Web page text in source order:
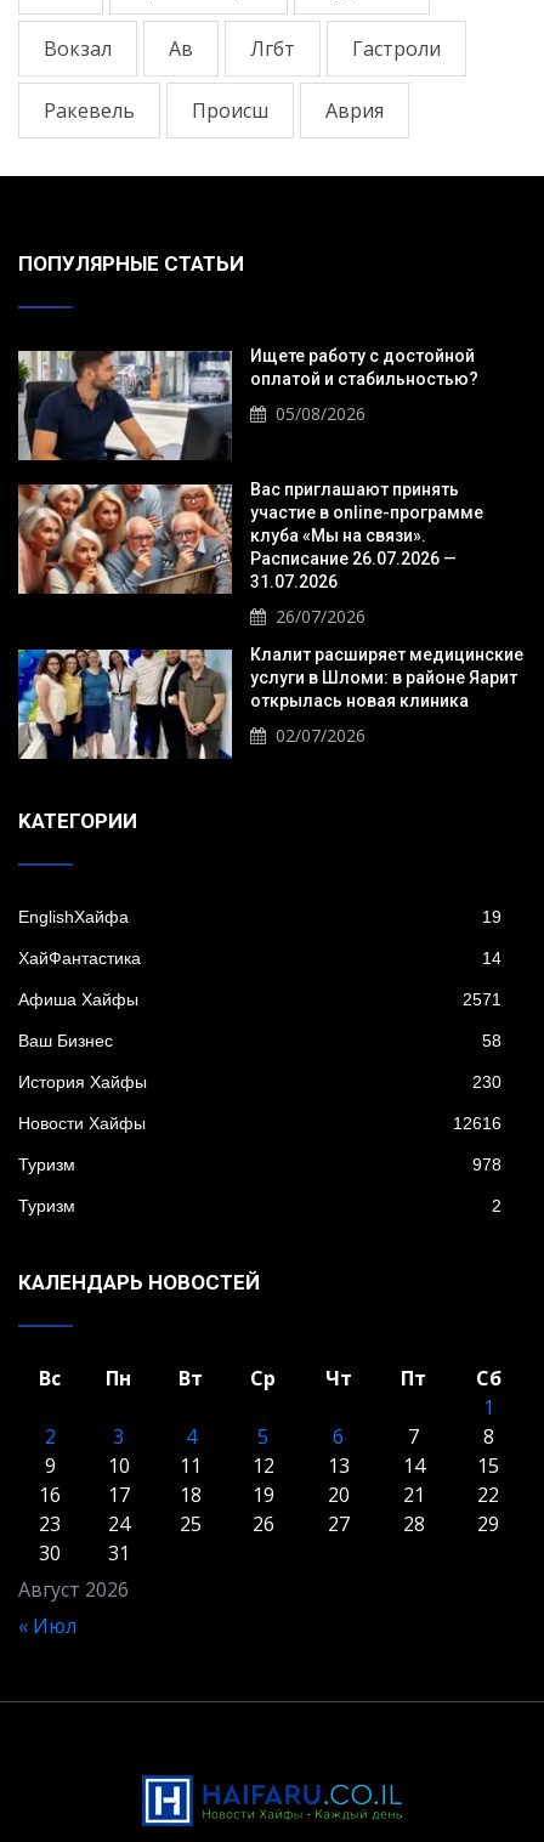
Вокзал Ав Лгбт Гастроли
Ракевель Происш Аврия
ПОПУЛЯРНЫЕ СТАТЬИ
Ищете работу с достойной
оплатой и стабильностью?
05/08/2026
Вас приглашают принять
участие в online-программе
клуба «Мы на связи».
Расписание 26.07.2026 —
31.07.2026
26/07/2026
Клалит расширяет медицинские
услуги в Шломи: в районе Яарит
открылась новая клиника
02/07/2026
KАТЕГОРИИ
EnglishХайфа 19
XайФантастика 14
Афиша Хайфы 2571
Ваш Бизнес 58
История Хайфы 230
Новости Хайфы 12616
Туризм 978
Туризм 2
КАЛЕНДАРЬ НОВОСТЕЙ
Август 2026
Вс Пн Вт Ср Чт Пт
Сб
1
2
3 4 5 6 7
8
9
10 11 12 13 14
15
16
17 18 19 20 21
22
23
24 25 26 27 28
29
30
31
« Июл